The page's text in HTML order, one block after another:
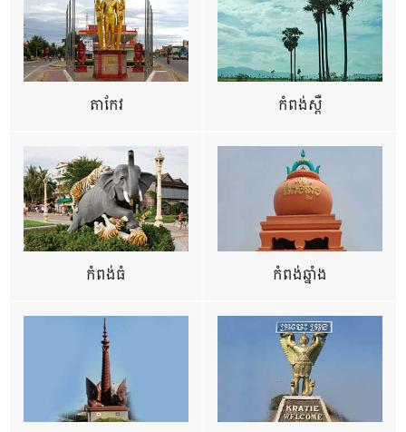
តាកែវ កំពង់ស្ពឺ
កំពង់ធំ កំពង់ឆ្នាំង